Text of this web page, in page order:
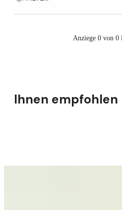
Anziege 0 von 0
Ihnen empfohlen